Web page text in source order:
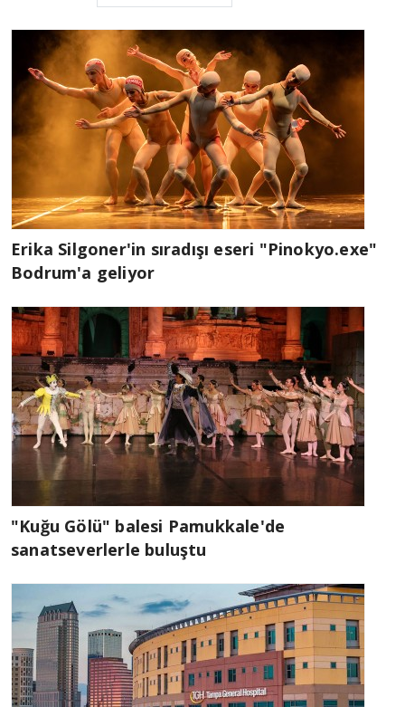
Erika Silgoner'in sıradışı eseri "Pinokyo.exe"
Bodrum'a geliyor
"Kuğu Gölü" balesi Pamukkale'de
sanatseverlerle buluştu